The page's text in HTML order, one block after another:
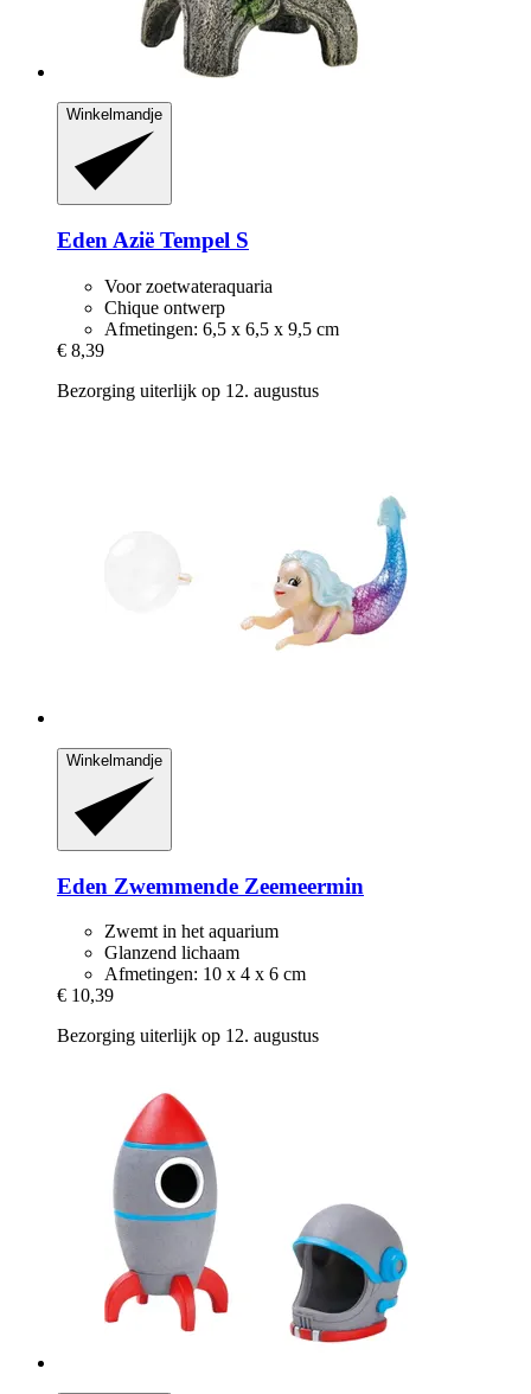
Winkelmandje
Eden Azië Tempel S
Voor zoetwateraquaria
Chique ontwerp
Afmetingen: 6,5 x 6,5 x 9,5 cm
€ 8,39
Bezorging uiterlijk op 12. augustus
Winkelmandje
Eden Zwemmende Zeemeermin
Zwemt in het aquarium
Glanzend lichaam
Afmetingen: 10 x 4 x 6 cm
€ 10,39
Bezorging uiterlijk op 12. augustus